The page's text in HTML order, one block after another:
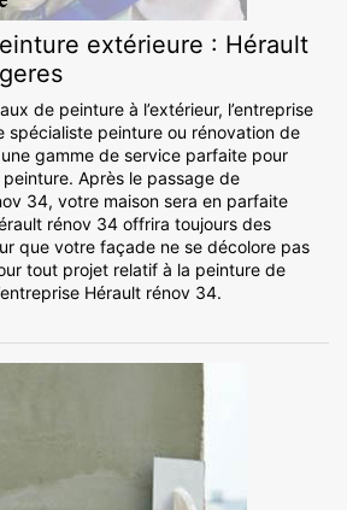
extérieure : Hérault
de peinture à l’extérieur, l’entreprise
spécialiste peinture ou rénovation de
gamme de service parfaite pour
Après le passage de
34, votre maison sera en parfaite
rénov 34 offrira toujours des
que votre façade ne se décolore pas
tout projet relatif à la peinture de
Hérault rénov 34.